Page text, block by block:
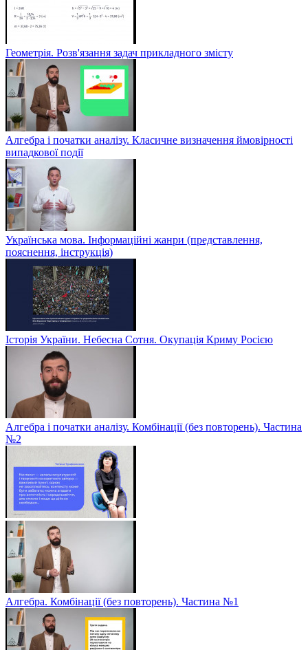
Геометрія. Розв'язання задач прикладного змісту
Алгебра і початки аналізу. Класичне визначення ймовірності
випадкової події
Українська мова. Інформаційні жанри (представлення,
пояснення, інструкція)
Історія України. Небесна Сотня. Окупація Криму Росією
Алгебра і початки аналізу. Комбінації (без повторень). Частина
№2
Алгебра. Комбінації (без повторень). Частина №1